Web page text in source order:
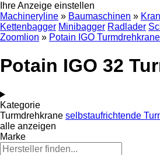
Ihre Anzeige einstellen
Machineryline » Baumaschinen »
Kettenbagger Minibagger Radlader
Zoomlion » Potain IGO Turmdrehkrane
Potain IGO 32
Kategorie
Turmdrehkrane selbstaufrichtende
alle anzeigen
Marke